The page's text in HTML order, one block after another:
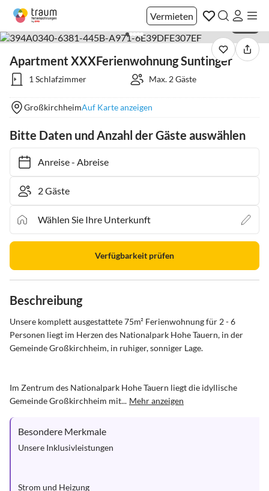
Vermieten
Apartment XXXFerienwohnung Suntinger
1 Schlafzimmer Max. 2 Gäste
GroßkirchheimAuf Karte anzeigen
Bitte Daten und Anzahl der Gäste auswählen
Anreise- Abreise
Verfügbarkeit prüfen
Beschreibung
Unsere komplett ausgestattete 75m² Ferienwohnung für 2 - 6
Personen liegt im Herzen des Nationalpark Hohe Tauern, in der
Gemeinde Großkirchheim, in ruhiger, sonniger Lage.
Im Zentrum des Nationalpark Hohe Tauern liegt die idyllische
Gemeinde Großkirchheim mit... Mehr anzeigen
Besondere Merkmale
Unsere Inklusivleistungen
Strom und Heizung